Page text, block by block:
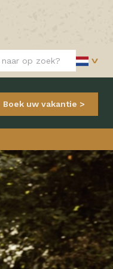
Boek uw vakantie